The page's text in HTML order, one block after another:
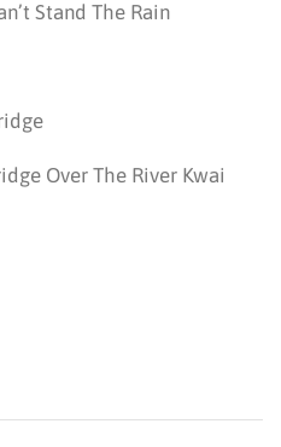
Stand The Rain
Over The River Kwai